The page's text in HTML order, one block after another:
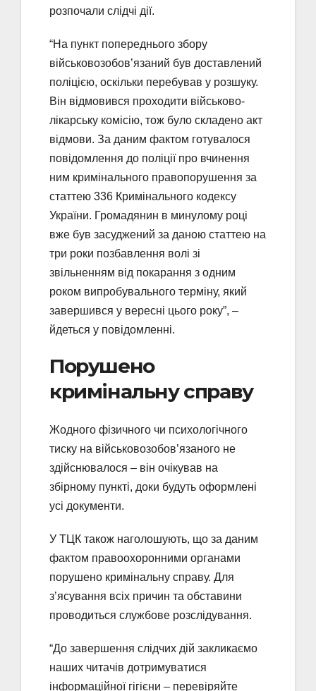
розпочали слідчі дії.
“На пункт попереднього збору
військовозобов’язаний був доставлений
поліцією, оскільки перебував у розшуку.
Він відмовився проходити військово-
лікарську комісію, тож було складено акт
відмови. За даним фактом готувалося
повідомлення до поліції про вчинення
ним кримінального правопорушення за
статтею 336 Кримінального кодексу
України. Громадянин в минулому році
вже був засуджений за даною статтею на
три роки позбавлення волі зі
звільненням від покарання з одним
роком випробувального терміну, який
завершився у вересні цього року”, –
йдеться у повідомленні.
Порушено
кримінальну справу
Жодного фізичного чи психологічного
тиску на військовозобов’язаного не
здійснювалося – він очікував на
збірному пункті, доки будуть оформлені
усі документи.
У ТЦК також наголошують, що за даним
фактом правоохоронними органами
порушено кримінальну справу. Для
з’ясування всіх причин та обставини
проводиться службове розслідування.
“До завершення слідчих дій закликаємо
наших читачів дотримуватися
інформаційної гігієни – перевіряйте